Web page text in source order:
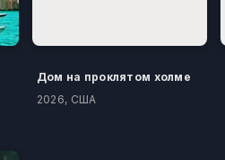
Дом на проклятом холме
2026, США